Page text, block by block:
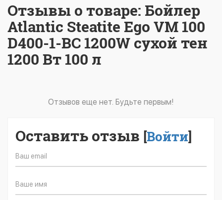
Отзывы о товаре: Бойлер
Atlantic Steatite Ego VM 100
D400-1-BC 1200W сухой тен
1200 Вт 100 л
Отзывов еще нет. Будьте первым!
Оставить отзыв [Войти]